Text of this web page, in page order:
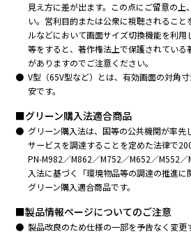
見え方に差が出ます。この点にご留意の上
い。営利目的または公衆に視聴されること
ルなどにおいて画面サイズ切換機能を利
等をすると、著作権法上で保護されてい
がありますのでご注意ください。
V型（65V型など）とは、有効画面の対角
安です。
■グリーン購入法適合商品
グリーン購入法は、国等の公共機関が率先
サービスを調達することを定めた法律で
PN-M982／M862／M752／M652／M552
入法に基づく「環境物品等の調達の推進
グリーン購入適合商品です。
■製品情報ページについてのご注意
製品改良のため仕様の一部を予告なく変更